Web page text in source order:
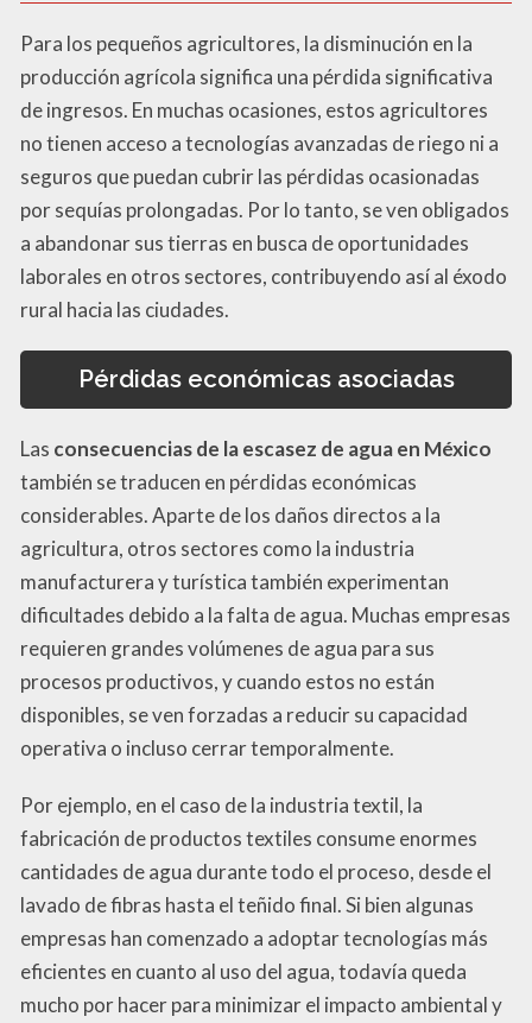
Para los pequeños agricultores, la disminución en la
producción agrícola significa una pérdida significativa
de ingresos. En muchas ocasiones, estos agricultores
no tienen acceso a tecnologías avanzadas de riego ni a
seguros que puedan cubrir las pérdidas ocasionadas
por sequías prolongadas. Por lo tanto, se ven obligados
a abandonar sus tierras en busca de oportunidades
laborales en otros sectores, contribuyendo así al éxodo
rural hacia las ciudades.
Pérdidas económicas asociadas
Las consecuencias de la escasez de agua en México
también se traducen en pérdidas económicas
considerables. Aparte de los daños directos a la
agricultura, otros sectores como la industria
manufacturera y turística también experimentan
dificultades debido a la falta de agua. Muchas empresas
requieren grandes volúmenes de agua para sus
procesos productivos, y cuando estos no están
disponibles, se ven forzadas a reducir su capacidad
operativa o incluso cerrar temporalmente.
Por ejemplo, en el caso de la industria textil, la
fabricación de productos textiles consume enormes
cantidades de agua durante todo el proceso, desde el
lavado de fibras hasta el teñido final. Si bien algunas
empresas han comenzado a adoptar tecnologías más
eficientes en cuanto al uso del agua, todavía queda
mucho por hacer para minimizar el impacto ambiental y